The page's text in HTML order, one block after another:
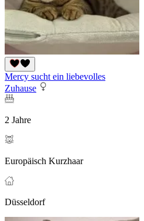
Mercy sucht ein liebevolles
Zuhause
2 Jahre
Europäisch Kurzhaar
Düsseldorf